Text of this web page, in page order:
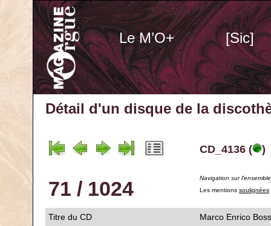
Le M’O+ [Sic]
Détail d'un disque de la
CD_4136 ( )
71 / 1024
Navigation sur
Les mentions soulignées
Titre du CD
Marco Enrico